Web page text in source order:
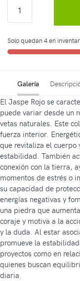
Solo quedan 4 en
Galería
El Jaspe Rojo se
puede variar desde un
vetas naturales. Este
fuerza interior.
que revitaliza el cuerpo
estabilidad. También
conexión con la tierra,
momentos de estrés o
su capacidad de
energías negativas y
una piedra que
coraje y motiva a la
y la duda. Al estar
promueve la
proyectos como en
quienes buscan
diaria.